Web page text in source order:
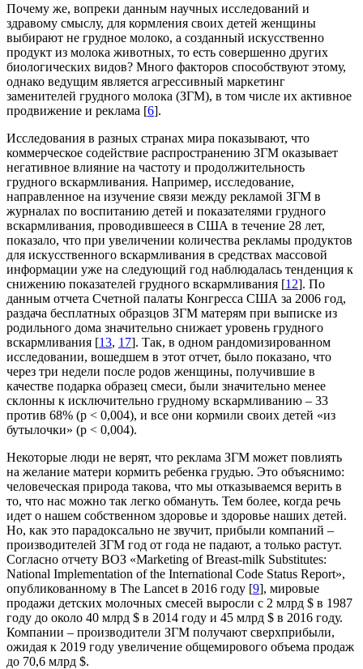
Почему же, вопреки данным научных исследований и
здравому смыслу, для кормления своих детей женщины
выбирают не грудное молоко, а созданный искусственно
продукт из молока животных, то есть совершенно других
биологических видов? Много факторов способствуют этому,
однако ведущим является агрессивный маркетинг
заменителей грудного молока (ЗГМ), в том числе их активное
продвижение и реклама [6].
Исследования в разных странах мира показывают, что
коммерческое содействие распространению ЗГМ оказывает
негативное влияние на частоту и продолжительность
грудного вскармливания. Например, исследование,
направленное на изучение связи между рекламой ЗГМ в
журналах по воспитанию детей и показателями грудного
вскармливания, проводившееся в США в течение 28 лет,
показало, что при увеличении количества рекламы продуктов
для искусственного вскармливания в средствах массовой
информации уже на следующий год наблюдалась тенденция к
снижению показателей грудного вскармливания [12]. По
данным отчета Счетной палаты Конгресса США за 2006 год,
раздача бесплатных образцов ЗГМ матерям при выписке из
родильного дома значительно снижает уровень грудного
вскармливания [13, 17]. Так, в одном рандомизированном
исследовании, вошедшем в этот отчет, было показано, что
через три недели после родов женщины, получившие в
качестве подарка образец смеси, были значительно менее
склонны к исключительно грудному вскармливанию – 33
против 68% (p < 0,004), и все они кормили своих детей «из
бутылочки» (p < 0,004).
Некоторые люди не верят, что реклама ЗГМ может повлиять
на желание матери кормить ребенка грудью. Это объяснимо:
человеческая природа такова, что мы отказываемся верить в
то, что нас можно так легко обмануть. Тем более, когда речь
идет о нашем собственном здоровье и здоровье наших детей.
Но, как это парадоксально не звучит, прибыли компаний –
производителей ЗГМ год от года не падают, а только растут.
Согласно отчету ВОЗ «Marketing of Breast-milk Substitutes:
National Implementation of the International Code Status Report»,
опубликованному в The Lancet в 2016 году [9], мировые
продажи детских молочных смесей выросли с 2 млрд $ в 1987
году до около 40 млрд $ в 2014 году и 45 млрд $ в 2016 году.
Компании – производители ЗГМ получают сверхприбыли,
ожидая к 2019 году увеличение общемирового объема продаж
до 70,6 млрд $.